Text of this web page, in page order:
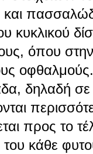
κυκλικού
όπου
δηλαδή σε
προς το
του κάθε